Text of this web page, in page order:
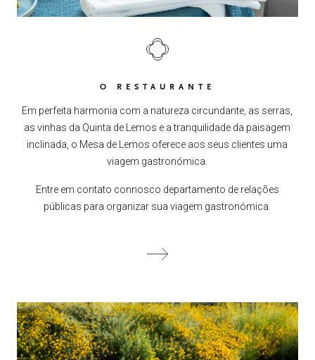
O RESTAURANTE
Em perfeita harmonia com a natureza circundante, as serras,
as vinhas da Quinta de Lemos e a tranquilidade da paisagem
inclinada, o Mesa de Lemos oferece aos seus clientes uma
viagem gastronómica.
Entre em contato connosco departamento de relações
públicas para organizar sua viagem gastronómica.